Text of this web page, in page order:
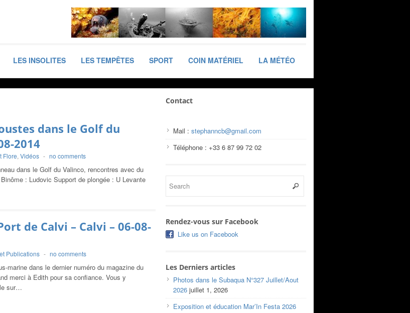
LES INSOLITES LES TEMPÊTES SPORT COIN MATÉRIEL LA MÉTÉO
dans le Golf du
2014
Flore, Vidéos - no comments
dans le Golf du Valinco, rencontres avec du
: Ludovic Support de plongée : U Levante
de Calvi – Calvi – 06-08-
Publications - no comments
marine dans le dernier numéro du magazine du
merci à Edith pour sa confiance. Vous y
sur…
Contact
Mail : stephanncb@gmail.com
Téléphone : +33 6 87 99 72 02
Rendez-vous sur Facebook
Like us on Facebook
Les Derniers articles
Photos dans le Subaqua N°327 Juillet/Aout
2026 juillet 1, 2026
Exposition et éducation Mar’In Festa 2026